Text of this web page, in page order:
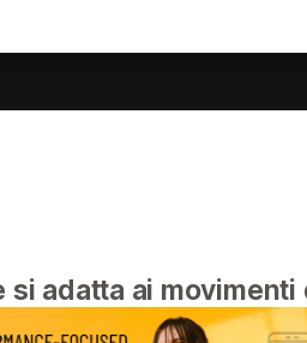
adatta ai movimenti